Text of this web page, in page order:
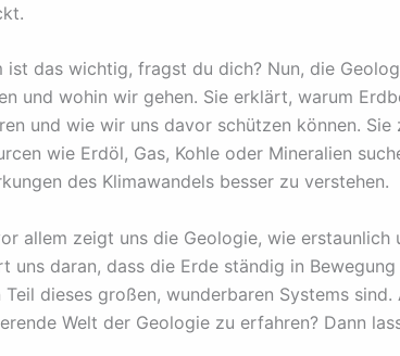
ist das wichtig, fragst du dich? Nun, die
und wohin wir gehen. Sie erklärt, warum
und wie wir uns davor schützen können.
wie Erdöl, Gas, Kohle oder Mineralien
des Klimawandels besser zu verstehen.
allem zeigt uns die Geologie, wie erstaunlich
uns daran, dass die Erde ständig in
Teil dieses großen, wunderbaren Systems
Welt der Geologie zu erfahren? Dann